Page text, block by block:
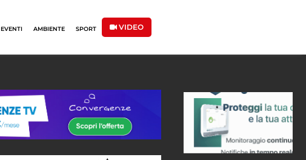
EVENTI AMBIENTE SPORT VIDEO